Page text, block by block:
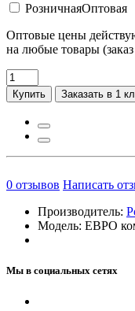
РозничнаяОптовая
Оптовые цены
на любые товары
Купить Заказать в 1
0 отзывов Написать
Производитель:
Модель: ЕВРО
Мы в социальных сетях